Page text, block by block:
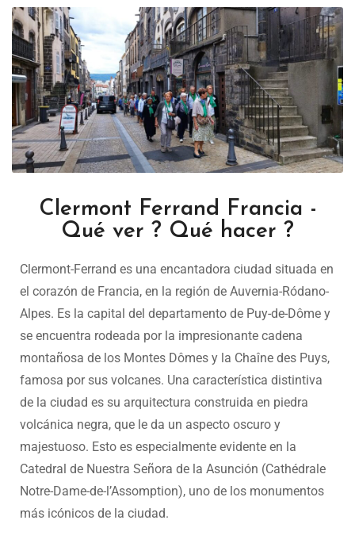
Clermont Ferrand Francia -
Qué ver ? Qué hacer ?
Clermont-Ferrand es una encantadora ciudad situada en
el corazón de Francia, en la región de Auvernia-Ródano-
Alpes. Es la capital del departamento de Puy-de-Dôme y
se encuentra rodeada por la impresionante cadena
montañosa de los Montes Dômes y la Chaîne des Puys,
famosa por sus volcanes. Una característica distintiva
de la ciudad es su arquitectura construida en piedra
volcánica negra, que le da un aspecto oscuro y
majestuoso. Esto es especialmente evidente en la
Catedral de Nuestra Señora de la Asunción (Cathédrale
Notre-Dame-de-l’Assomption), uno de los monumentos
más icónicos de la ciudad.